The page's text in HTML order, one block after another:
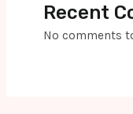
Recent
No comments